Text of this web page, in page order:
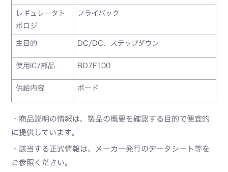
レギュレータト
ポロジ
フライバック
主目的 DC/DC、ステップダウン
使用IC/部品 BD7F100
供給内容 ボード
・商品説明の情報は、製品の概要を確認する目的で便宜的
に提供しています。
・該当する正式情報は、メーカー発行のデータシート等を
ご参照ください。